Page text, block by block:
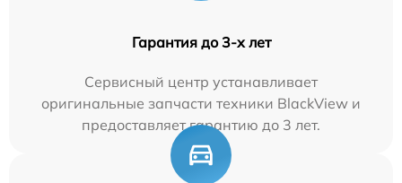
Гарантия до 3-х лет
Сервисный центр устанавливает
оригинальные запчасти техники BlackView и
предоставляет гарантию до 3 лет.